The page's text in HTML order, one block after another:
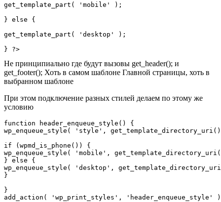
get_template_part( 'mobile' );
} else {
get_template_part( 'desktop' );
} ?>
Не принципиально где будут вызовы get_header(); и
get_footer(); Хоть в самом шаблоне Главной страницы, хоть в
выбранном шаблоне
При этом подключение разных стилей делаем по этому же
условию
function header_enqueue_style() {
wp_enqueue_style( 'style',
if (wpmd_is_phone()) {
wp_enqueue_style( 'mobile',
} else {
wp_enqueue_style( 'desktop',
}
}
add_action( 'wp_print_styles', 'header_enqueue_style'